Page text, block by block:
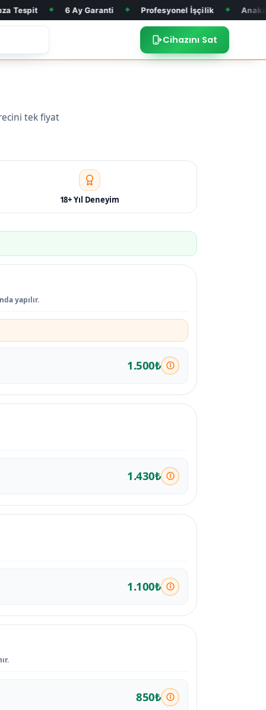
6 Ay Garanti ◆ Profesyonel İşçilik ◆ Anakart Tamiri ◆
Cihazını Sat
tek fiyat
18+ Yıl Deneyim
yapılır.
1.500₺
1.430₺
1.100₺
850₺